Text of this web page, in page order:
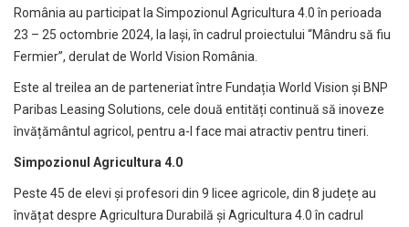
România au participat la Simpozionul Agricultura 4.0 în perioada
23 – 25 octombrie 2024, la Iași, în cadrul proiectului “Mândru să fiu
Fermier”, derulat de World Vision România.
Este al treilea an de parteneriat între Fundația World Vision și BNP
Paribas Leasing Solutions, cele două entități continuă să inoveze
învățământul agricol, pentru a-l face mai atractiv pentru tineri.
Simpozionul Agricultura 4.0
Peste 45 de elevi și profesori din 9 licee agricole, din 8 județe au
învățat despre Agricultura Durabilă și Agricultura 4.0 în cadrul